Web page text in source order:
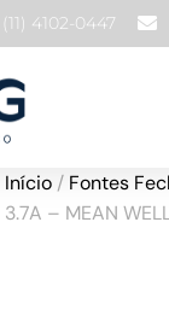
(11) 4102-0447
Início / Fontes
3.7A – MEAN